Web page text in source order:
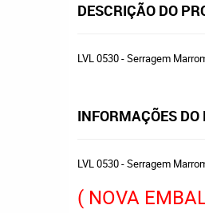
DESCRIÇÃO DO
LVL 0530 - Serragem
INFORMAÇÕES DO
LVL 0530 - Serragem
( NOVA